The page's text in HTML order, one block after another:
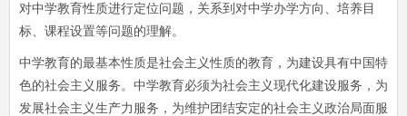
对中学教育性质进行定位问题，关系到对中学办学方向、培养目
标、课程设置等问题的理解。
中学教育的最基本性质是社会主义性质的教育，为建设具有中国特
色的社会主义服务。中学教育必须为社会主义现代化建设服务，为
发展社会主义生产力服务，为维护团结安定的社会主义政治局面服